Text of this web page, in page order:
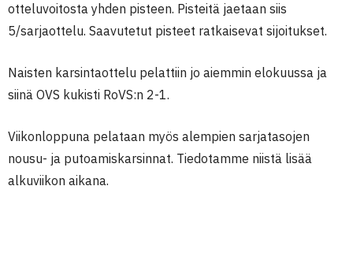
otteluvoitosta yhden pisteen. Pisteitä jaetaan siis
5/sarjaottelu. Saavutetut pisteet ratkaisevat sijoitukset.
Naisten karsintaottelu pelattiin jo aiemmin elokuussa ja
siinä OVS kukisti RoVS:n 2-1.
Viikonloppuna pelataan myös alempien sarjatasojen
nousu- ja putoamiskarsinnat. Tiedotamme niistä lisää
alkuviikon aikana.